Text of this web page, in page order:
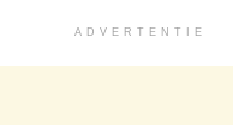
ADVERTENTIE